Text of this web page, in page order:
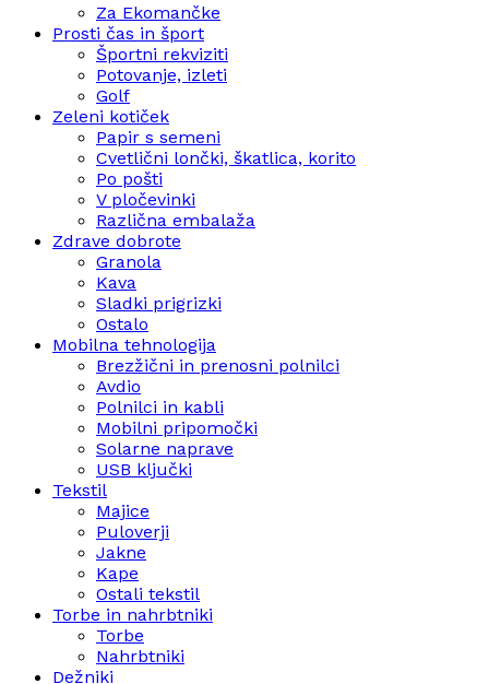
Za Ekomančke
Prosti čas in šport
Športni rekviziti
Potovanje, izleti
Golf
Zeleni kotiček
Papir s semeni
Cvetlični lončki, škatlica, korito
Po pošti
V pločevinki
Različna embalaža
Zdrave dobrote
Granola
Kava
Sladki prigrizki
Ostalo
Mobilna tehnologija
Brezžični in prenosni polnilci
Avdio
Polnilci in kabli
Mobilni pripomočki
Solarne naprave
USB ključki
Tekstil
Majice
Puloverji
Jakne
Kape
Ostali tekstil
Torbe in nahrbtniki
Torbe
Nahrbtniki
Dežniki